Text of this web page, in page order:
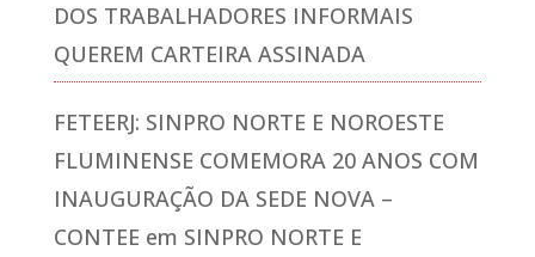
DOS TRABALHADORES INFORMAIS
QUEREM CARTEIRA ASSINADA
FETEERJ: SINPRO NORTE E NOROESTE
FLUMINENSE COMEMORA 20 ANOS COM
INAUGURAÇÃO DA SEDE NOVA –
CONTEE em SINPRO NORTE E